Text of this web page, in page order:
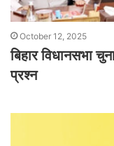
October 12, 2025
बिहार विधानसभा
प्रश्न